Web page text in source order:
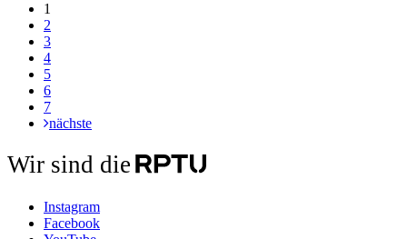
1
2
3
4
5
6
7
nächste
Wir sind die
Instagram
Facebook